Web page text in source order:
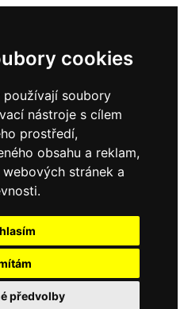
cookies
soubory
nástroje s cílem
prostředí,
obsahu a reklam,
stránek a
předvolby